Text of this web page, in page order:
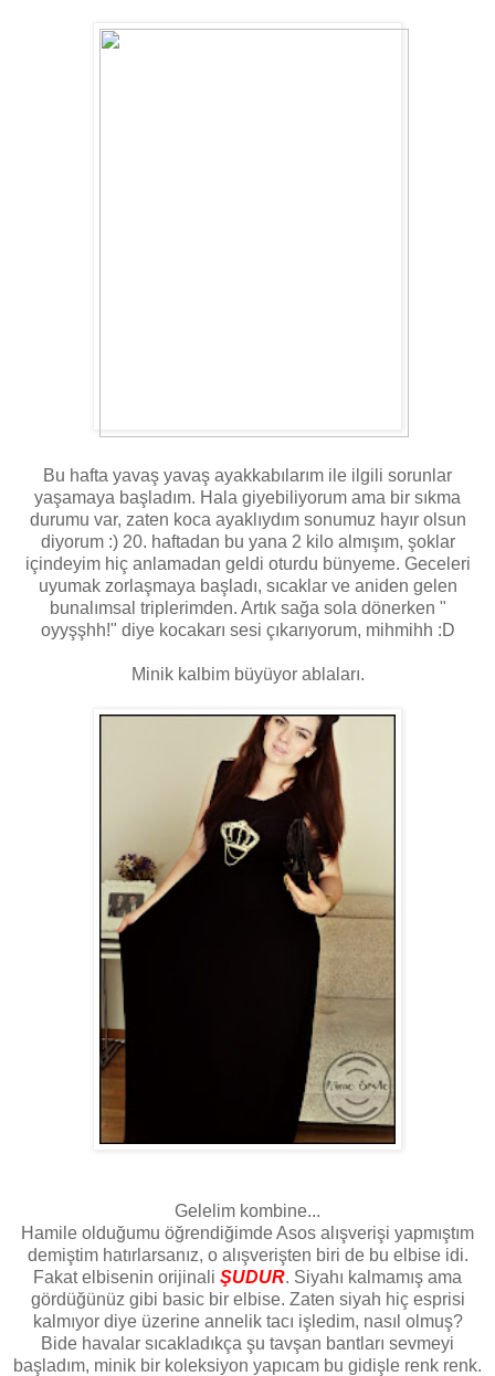
Bu hafta yavaş yavaş ayakkabılarım ile ilgili sorunlar
yaşamaya başladım. Hala giyebiliyorum ama bir sıkma
durumu var, zaten koca ayaklıydım sonumuz hayır olsun
diyorum :) 20. haftadan bu yana 2 kilo almışım, şoklar
içindeyim hiç anlamadan geldi oturdu bünyeme. Geceleri
uyumak zorlaşmaya başladı, sıcaklar ve aniden gelen
bunalımsal triplerimden. Artık sağa sola dönerken "
oyyşşhh!" diye kocakarı sesi çıkarıyorum, mihmihh :D
Minik kalbim büyüyor ablaları.
Gelelim kombine...
Hamile olduğumu öğrendiğimde Asos alışverişi yapmıştım
demiştim hatırlarsanız, o alışverişten biri de bu elbise idi.
Fakat elbisenin orijinali ŞUDUR. Siyahı kalmamış ama
gördüğünüz gibi basic bir elbise. Zaten siyah hiç esprisi
kalmıyor diye üzerine annelik tacı işledim, nasıl olmuş?
Bide havalar sıcakladıkça şu tavşan bantları sevmeyi
başladım, minik bir koleksiyon yapıcam bu gidişle renk renk.